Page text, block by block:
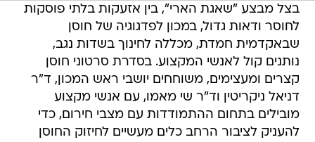
בצל מבצע "שאגת הארי", בין אזעקות בלתי פוסקות
לחוסר ודאות גדול, במכון לפדגוגיה של חוסן
שבאקדמית חמדת, מכללה לחינוך בשדות נגב,
נותנים קול לאנשי המקצוע. בסדרת סרטוני חוסן
קצרים ומעצימים, משוחחים יושבי ראש המכון, ד"ר
דניאל ניקריטין וד"ר שי מאמו, עם אנשי מקצוע
מובילים בתחום ההתמודדות עם מצבי חירום, כדי
להעניק לציבור הרחב כלים מעשיים לחיזוק החוסן